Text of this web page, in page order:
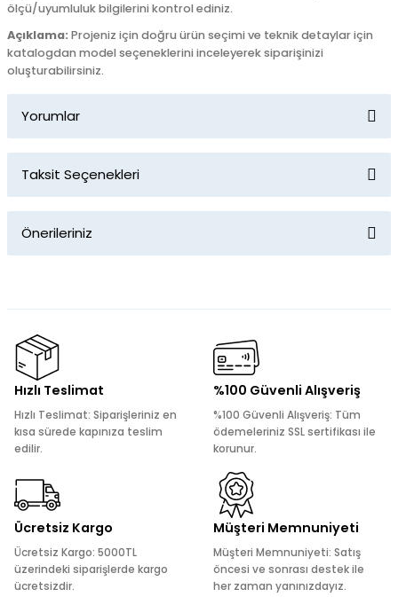
ölçü/uyumluluk bilgilerini kontrol ediniz.
Açıklama: Projeniz için doğru ürün seçimi ve teknik detaylar için
katalogdan model seçeneklerini inceleyerek siparişinizi
oluşturabilirsiniz.
Yorumlar
Taksit Seçenekleri
Önerileriniz
kullanarak tarafımıza iletebilirsiniz.
Görüş ve önerileriniz için teşekkür ederiz.
Ürün resmi kalitesiz, bozuk veya görüntülenemiyor.
Ürün bilgilerinde hatalar bulunuyor.
Ürün fiyatı diğer sitelerden daha pahalı.
Bu ürüne benzer farklı alternatifler olmalı.
Hızlı Teslimat
Hızlı Teslimat: Siparişleriniz en
kısa sürede kapınıza teslim
edilir.
%100 Güvenli Alışveriş
%100 Güvenli Alışveriş: Tüm
ödemeleriniz SSL sertifikası ile
korunur.
Ücretsiz Kargo
Ücretsiz Kargo: 5000TL
üzerindeki siparişlerde kargo
ücretsizdir.
Müşteri Memnuniyeti
Müşteri Memnuniyeti: Satış
öncesi ve sonrası destek ile
her zaman yanınızdayız.